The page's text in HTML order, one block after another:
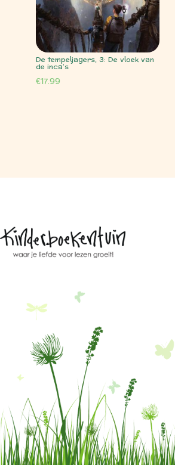
De tempeljagers, 3: De vloek van
de inca’s
€17.99